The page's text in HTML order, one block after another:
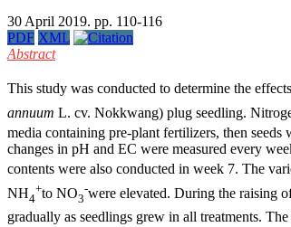
30 April 2019. pp. 110-116
PDF XML
Abstract
This study was conducted to determine the
annuum L. cv. Nokkwang) plug seedling.
media containing pre-plant fertilizers, then
changes in pH and EC were measured every
contents were also conducted in week 7. The
NH4
+to NO3
-were elevated. During the raising
gradually as seedlings grew in all treatments.